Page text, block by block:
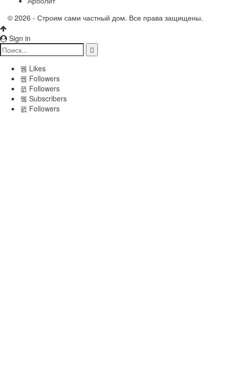
© 2026 - Строим сами частный дом. Все права защищены.
Sign in
Likes
Followers
Followers
Subscribers
Followers